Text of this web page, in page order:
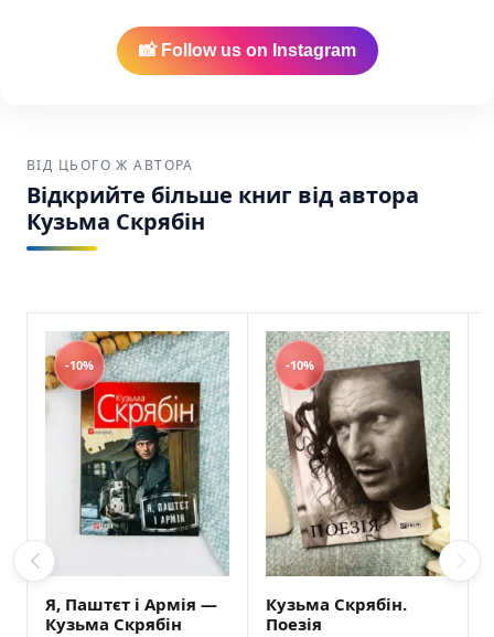
Найкраща ціна:
Ми забезпечуємо
найнижчу вартість на українські книги в
надійно упаковане та відправлене через
USPS, UPS або FedEx по США та Канаді.
Я, Шонік і Шпіцберген Кузьма Скрябін Фоліо
📸 Follow us on Instagram
ВІД ЦЬОГО Ж АВТОРА
Відкрийте більше книг від автора
Кузьма Скрябін
-10%
Я, Паштєт і Армія —
Кузьма Скрябін
-10%
Кузьма Скрябін.
Поезія